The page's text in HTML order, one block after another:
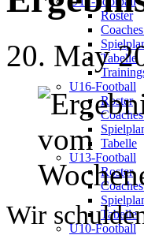
Roster
Tabelle
U16-Football
Roster
Tabelle
U13-Football
Roster
Tabelle
U10-Football
20. May
Wir